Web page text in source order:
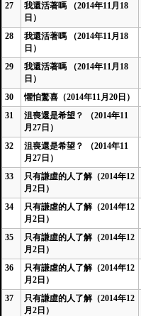
27
我還活著嗎 （2014年11月18
日）
28
我還活著嗎 （2014年11月18
日）
29
我還活著嗎 （2014年11月18
日）
30 懼怕驚喜（2014年11月20日）
31
沮喪還是希望？ （2014年11
月27日）
32
沮喪還是希望？ （2014年11
月27日）
33
只有謙虛的人了解（2014年12
月2日）
34
只有謙虛的人了解（2014年12
月2日）
35
只有謙虛的人了解（2014年12
月2日）
36
只有謙虛的人了解（2014年12
月2日）
37
只有謙虛的人了解（2014年12
月2日）